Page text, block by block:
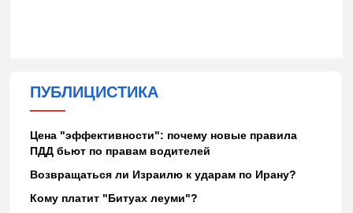
ПУБЛИЦИСТИКА
Цена "эффективности": почему новые правила
ПДД бьют по правам водителей
Возвращаться ли Израилю к ударам по Ирану?
Кому платит "Битуах леуми"?